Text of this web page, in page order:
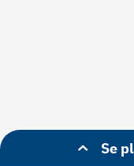
Se